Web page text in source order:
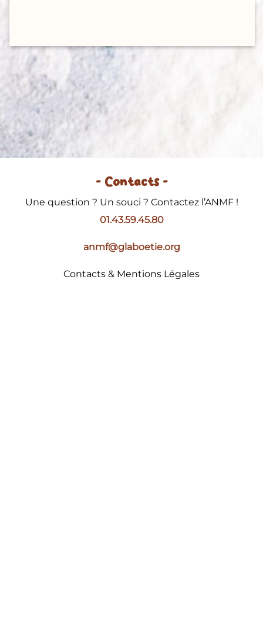
- Contacts -
Une question ? Un souci ? Contactez l’ANMF !
01.43.59.45.80
anmf@glaboetie.org
Contacts & Mentions Légales